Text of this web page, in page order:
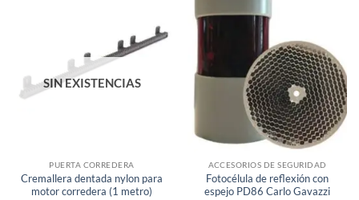
SIN EXISTENCIAS
PUERTA CORREDERA
Cremallera dentada nylon para
motor corredera (1 metro)
ACCESORIOS DE SEGURIDAD
Fotocélula de reflexión con
espejo PD86 Carlo Gavazzi